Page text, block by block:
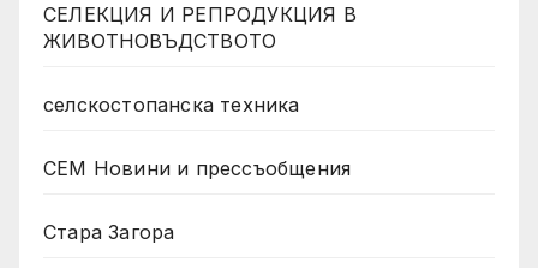
СЕЛЕКЦИЯ И РЕПРОДУКЦИЯ В
ЖИВОТНОВЪДСТВОТО
селскостопанска техника
СЕМ Новини и прессъобщения
Стара Загора